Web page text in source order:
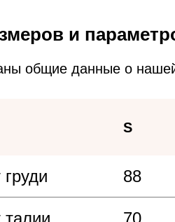
и
общие данные о
88
S